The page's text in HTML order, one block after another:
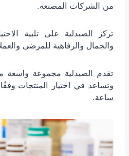
من الشركات المصنعة.
تركز الصيدلية على تلبية
والجمال والرفاهية للمرضى
تقدم الصيدلية مجموعة واسعة
ساعة.